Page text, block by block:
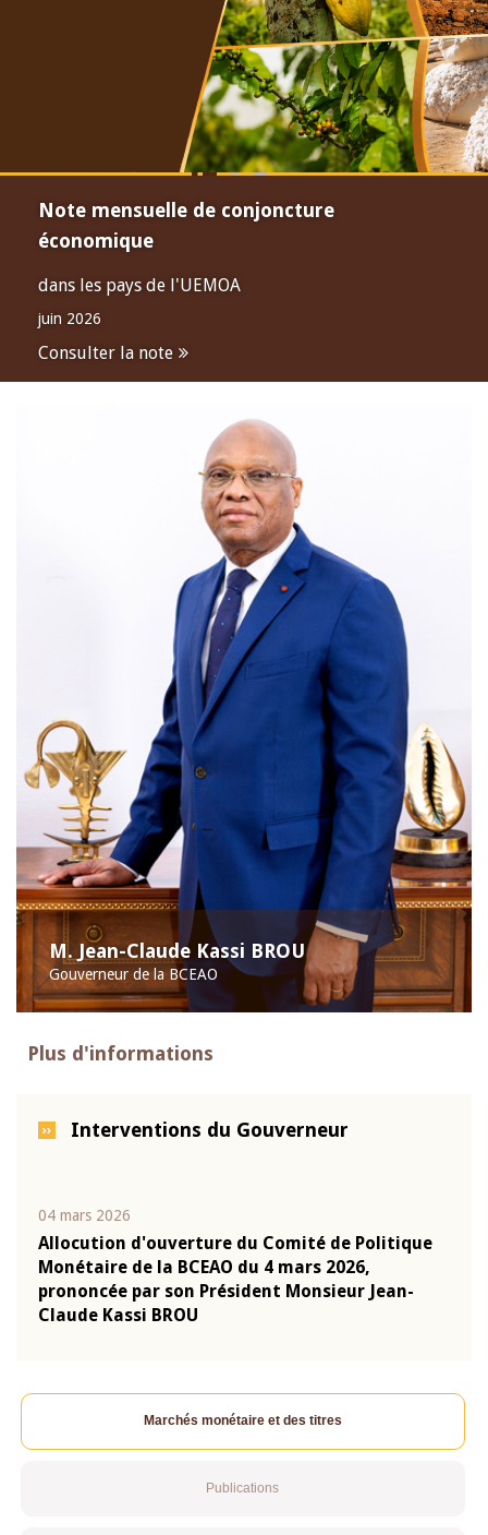
Note mensuelle de conjoncture
économique
dans les pays de l'UEMOA
juin 2026
Consulter la note
M. Jean-Claude Kassi BROU
Gouverneur de la BCEAO
Plus d'informations
Interventions du Gouverneur
04 mars 2026
Allocution d'ouverture du Comité de Politique
Monétaire de la BCEAO du 4 mars 2026,
prononcée par son Président Monsieur Jean-
Claude Kassi BROU
Marchés monétaire et des titres
Publications